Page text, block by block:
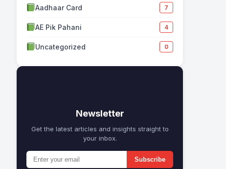
Aadhaar Card 7
AE Pik Pahani 4
Uncategorized 0
Newsletter
Get the latest articles and insights straight to
your inbox.
Subscribe